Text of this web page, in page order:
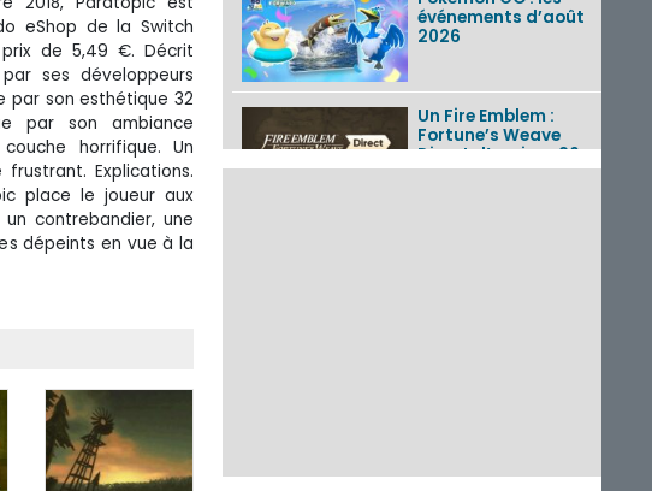
eShop de la Switch
de 5,49 €. Décrit
ses développeurs
par son esthétique 32
par son ambiance
horrifique. Un
Explications.
place le joueur aux
contrebandier, une
dépeints en vue à la
événements d’août
2026
Un Fire Emblem :
Fortune’s Weave
Direct d’environ 20
minutes diffusé le 4
décembre ...